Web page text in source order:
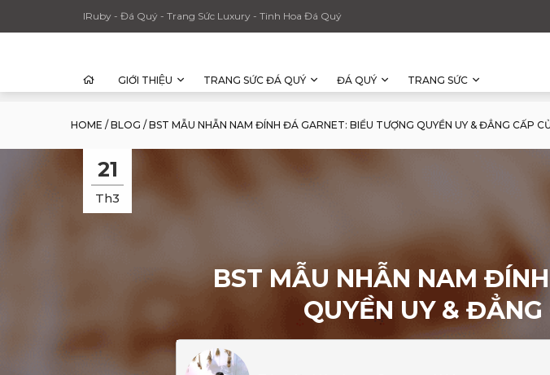
IRuby - Đá Quý - Trang Sức Luxury - Tinh Hoa Đá Quý
GIỚI THIỆU TRANG SỨC ĐÁ QUÝ ĐÁ QUÝ TRANG SỨC
HOME / BLOG / BST MẪU NHẪN NAM ĐÍNH ĐÁ GARNET: BIỂU TƯỢNG QUYỀN UY & ĐẲNG CẤP
21
Th3
BST MẪU NHẪN NAM
QUYỀN UY &